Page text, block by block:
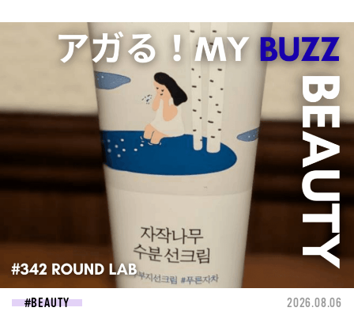
BEAUTY 2026.08.06